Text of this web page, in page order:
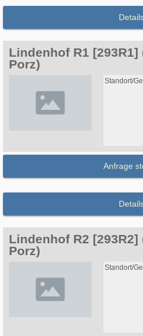
Lindenhof R1
Porz)
Standort/
Anfrage
Lindenhof R2
Porz)
Standort/